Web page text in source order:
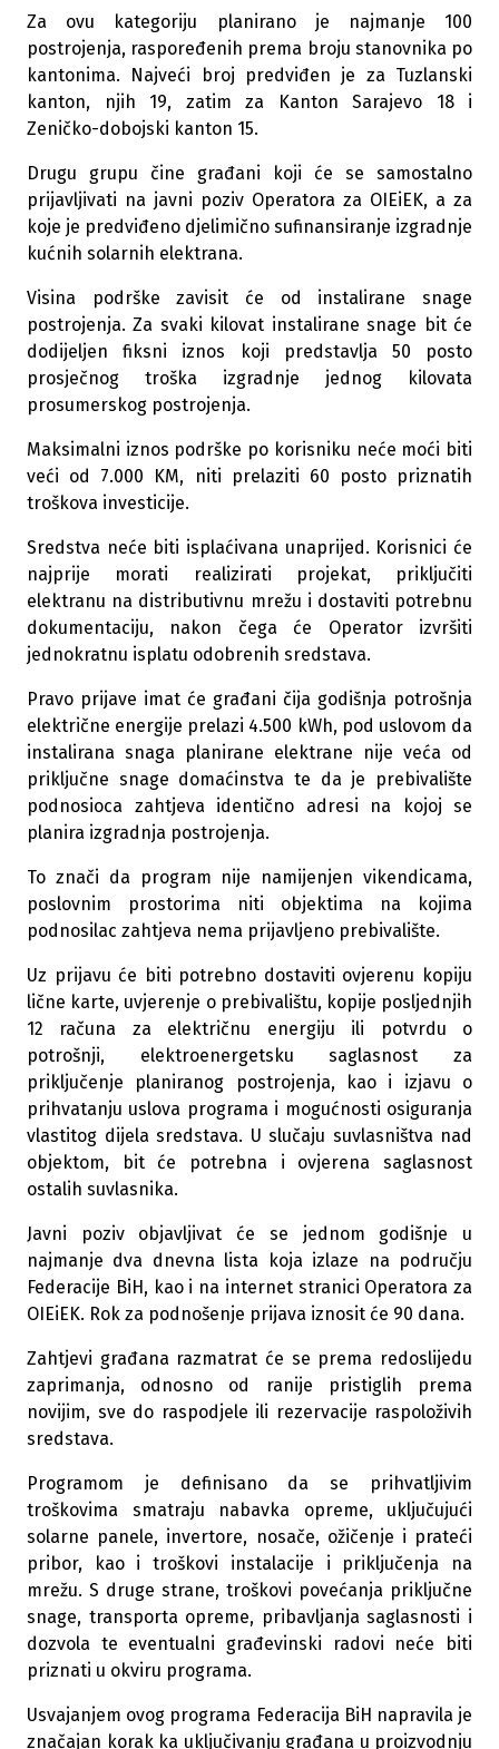
Za ovu kategoriju planirano je najmanje 100
postrojenja, raspoređenih prema broju stanovnika po
kantonima. Najveći broj predviđen je za Tuzlanski
kanton, njih 19, zatim za Kanton Sarajevo 18 i
Zeničko-dobojski kanton 15.
Drugu grupu čine građani koji će se samostalno
prijavljivati na javni poziv Operatora za OIEiEK, a za
koje je predviđeno djelimično sufinansiranje izgradnje
kućnih solarnih elektrana.
Visina podrške zavisit će od instalirane snage
postrojenja. Za svaki kilovat instalirane snage bit će
dodijeljen fiksni iznos koji predstavlja 50 posto
prosječnog troška izgradnje jednog kilovata
prosumerskog postrojenja.
Maksimalni iznos podrške po korisniku neće moći biti
veći od 7.000 KM, niti prelaziti 60 posto priznatih
troškova investicije.
Sredstva neće biti isplaćivana unaprijed. Korisnici će
najprije morati realizirati projekat, priključiti
elektranu na distributivnu mrežu i dostaviti potrebnu
dokumentaciju, nakon čega će Operator izvršiti
jednokratnu isplatu odobrenih sredstava.
Pravo prijave imat će građani čija godišnja potrošnja
električne energije prelazi 4.500 kWh, pod uslovom da
instalirana snaga planirane elektrane nije veća od
priključne snage domaćinstva te da je prebivalište
podnosioca zahtjeva identično adresi na kojoj se
planira izgradnja postrojenja.
To znači da program nije namijenjen vikendicama,
poslovnim prostorima niti objektima na kojima
podnosilac zahtjeva nema prijavljeno prebivalište.
Uz prijavu će biti potrebno dostaviti ovjerenu kopiju
lične karte, uvjerenje o prebivalištu, kopije posljednjih
12 računa za električnu energiju ili potvrdu o
potrošnji, elektroenergetsku saglasnost za
priključenje planiranog postrojenja, kao i izjavu o
prihvatanju uslova programa i mogućnosti osiguranja
vlastitog dijela sredstava. U slučaju suvlasništva nad
objektom, bit će potrebna i ovjerena saglasnost
ostalih suvlasnika.
Javni poziv objavljivat će se jednom godišnje u
najmanje dva dnevna lista koja izlaze na području
Federacije BiH, kao i na internet stranici Operatora za
OIEiEK. Rok za podnošenje prijava iznosit će 90 dana.
Zahtjevi građana razmatrat će se prema redoslijedu
zaprimanja, odnosno od ranije pristiglih prema
novijim, sve do raspodjele ili rezervacije raspoloživih
sredstava.
Programom je definisano da se prihvatljivim
troškovima smatraju nabavka opreme, uključujući
solarne panele, invertore, nosače, ožičenje i prateći
pribor, kao i troškovi instalacije i priključenja na
mrežu. S druge strane, troškovi povećanja priključne
snage, transporta opreme, pribavljanja saglasnosti i
dozvola te eventualni građevinski radovi neće biti
priznati u okviru programa.
Usvajanjem ovog programa Federacija BiH napravila je
značajan korak ka uključivanju građana u proizvodnju